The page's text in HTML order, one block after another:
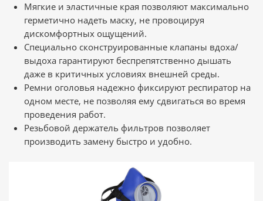
Мягкие и эластичные края позволяют максимально
герметично надеть маску, не провоцируя
дискомфортных ощущений.
Специально сконструированные клапаны вдоха/
выдоха гарантируют беспрепятственно дышать
даже в критичных условиях внешней среды.
Ремни оголовья надежно фиксируют респиратор на
одном месте, не позволяя ему сдвигаться во время
проведения работ.
Резьбовой держатель фильтров позволяет
производить замену быстро и удобно.